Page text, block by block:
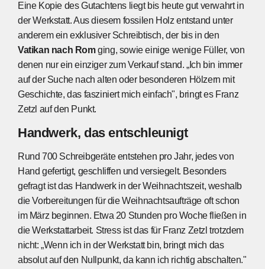
Eine Kopie des Gutachtens liegt bis heute gut verwahrt in
der Werkstatt. Aus diesem fossilen Holz entstand unter
anderem ein exklusiver Schreibtisch, der bis in den
Vatikan nach Romging, sowie einige wenige Füller, von
denen nur ein einziger zum Verkauf stand. „Ich bin immer
auf der Suche nach alten oder besonderen Hölzern mit
Geschichte, das fasziniert mich einfach", bringt es Franz
Zetzl auf den Punkt.
Handwerk, das entschleunigt
Rund 700 Schreibgeräte entstehen pro Jahr, jedes von
Hand gefertigt, geschliffen und versiegelt. Besonders
gefragt ist das Handwerk in der Weihnachtszeit, weshalb
die Vorbereitungen für die Weihnachtsaufträge oft schon
im März beginnen. Etwa 20 Stunden pro Woche fließen in
die Werkstattarbeit. Stress ist das für Franz Zetzl trotzdem
nicht: „Wenn ich in der Werkstatt bin, bringt mich das
absolut auf den Nullpunkt, da kann ich richtig abschalten."